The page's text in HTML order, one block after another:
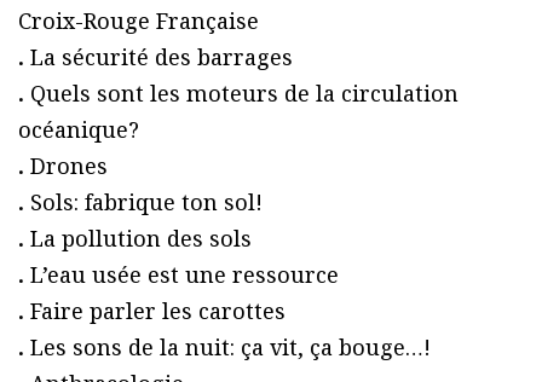
Croix-Rouge Française
. La sécurité des barrages
. Quels sont les moteurs de la circulation
océanique?
. Drones
. Sols: fabrique ton sol!
. La pollution des sols
. L’eau usée est une ressource
. Faire parler les carottes
. Les sons de la nuit: ça vit, ça bouge…!